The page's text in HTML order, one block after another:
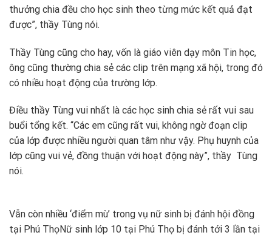
thưởng chia đều cho học sinh theo từng mức kết quả đạt
được”, thầy Tùng nói.
Thầy Tùng cũng cho hay, vốn là giáo viên dạy môn Tin học,
ông cũng thường chia sẻ các clip trên mạng xã hội, trong đó
có nhiều hoạt động của trường lớp.
Điều thầy Tùng vui nhất là các học sinh chia sẻ rất vui sau
buổi tổng kết. “Các em cũng rất vui, không ngờ đoạn clip
của lớp được nhiều người quan tâm như vậy. Phụ huynh của
lớp cũng vui vẻ, đồng thuận với hoạt động này”, thầy Tùng
nói.
Vẫn còn nhiều ‘điểm mù’ trong vụ nữ sinh bị đánh hội đồng
tại Phú ThọNữ sinh lớp 10 tại Phú Thọ bị đánh tới 3 lần tại